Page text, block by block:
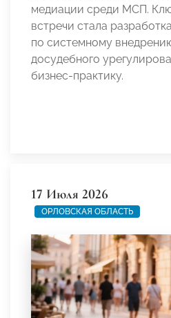
медиации среди МСП.
встречи стала
по системному
досудебного
бизнес-практику.
17 Июля 2026
ОРЛОВСКАЯ ОБЛАСТЬ